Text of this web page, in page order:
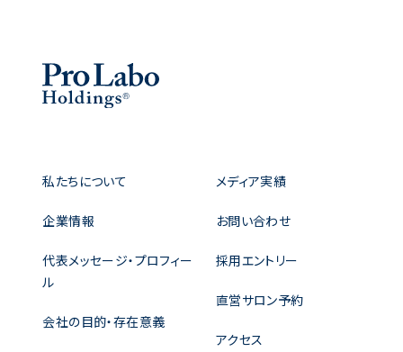
私たちについて
企業情報
代表メッセージ・プロフィー
ル
会社の目的・存在意義
メディア実績
お問い合わせ
採用エントリー
直営サロン予約
アクセス